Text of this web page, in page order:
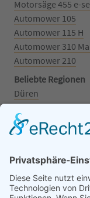
Motorsäge 455 e-
Automower 105
Automower 115 H
Automower 310
Automower 210
Beliebte Regionen
Düren
Grafschaft
Kalenborn
Mayschoß
Bonn
Beliebte